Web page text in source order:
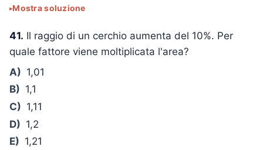
Mostra soluzione
41. Il raggio di un cerchio aumenta del 10%. Per
quale fattore viene moltiplicata l'area?
A) 1,01
B) 1,1
C) 1,11
D) 1,2
E) 1,21